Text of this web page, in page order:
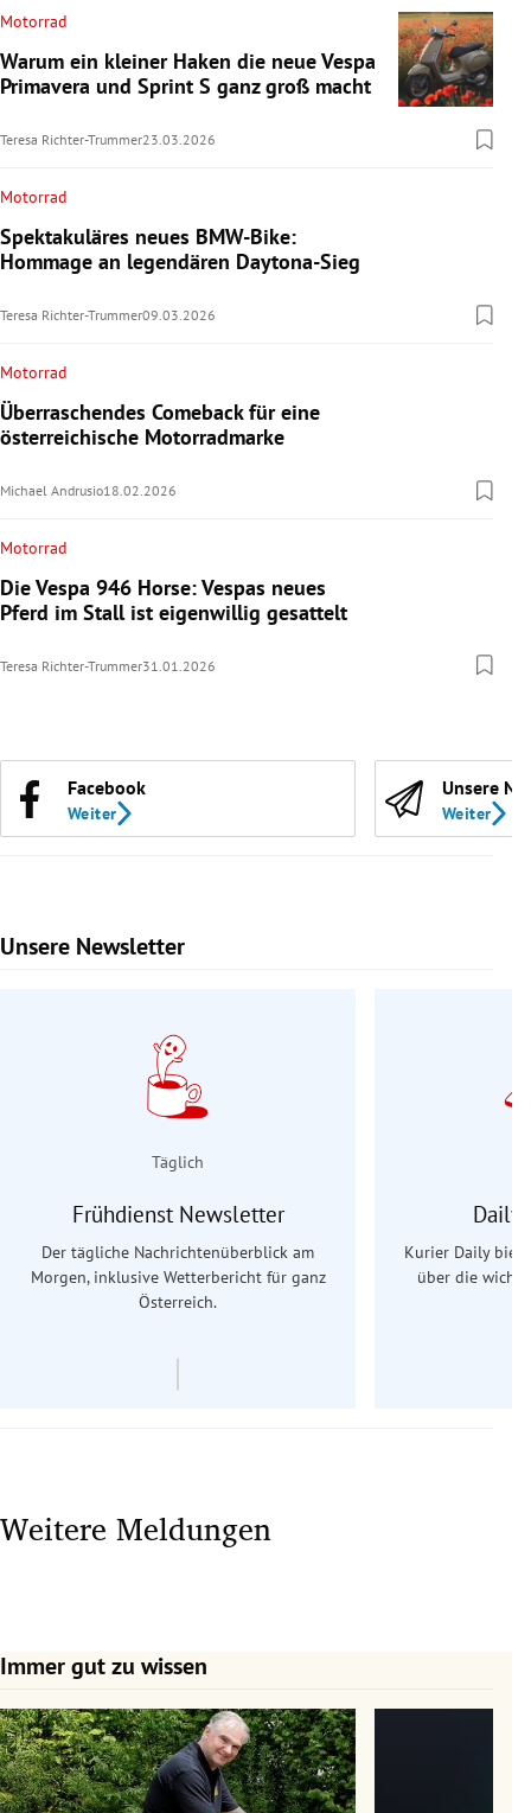
Motorrad
Warum ein kleiner Haken die neue Vespa
Primavera und Sprint S ganz groß macht
Teresa Richter-Trummer23.03.2026
Motorrad
Spektakuläres neues BMW-Bike:
Hommage an legendären Daytona-Sieg
Teresa Richter-Trummer09.03.2026
Motorrad
Überraschendes Comeback für eine
österreichische Motorradmarke
Michael Andrusio18.02.2026
Motorrad
Die Vespa 946 Horse: Vespas neues
Pferd im Stall ist eigenwillig gesattelt
Teresa Richter-Trummer31.01.2026
Facebook
Weiter
Unsere
Weiter
Unsere Newsletter
Slide 1 von 9
Täglich
Frühdienst Newsletter
Der tägliche Nachrichtenüberblick am
Morgen, inklusive Wetterbericht für ganz
Österreich.
Daily
Kurier Daily
über die
Weitere Meldungen
Immer gut zu wissen
Slide 1 von 7